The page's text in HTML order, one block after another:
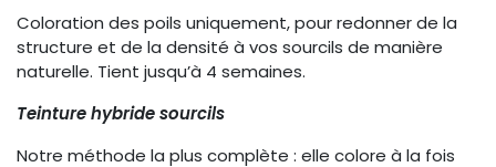
Coloration des poils uniquement, pour redonner de la
structure et de la densité à vos sourcils de manière
naturelle. Tient jusqu’à 4 semaines.
Teinture hybride sourcils
Notre méthode la plus complète : elle colore à la fois